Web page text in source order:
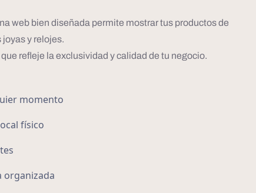
web bien diseñada permite mostrar tus productos de
y relojes.
refleje la exclusividad y calidad de tu negocio.
momento
físico
organizada